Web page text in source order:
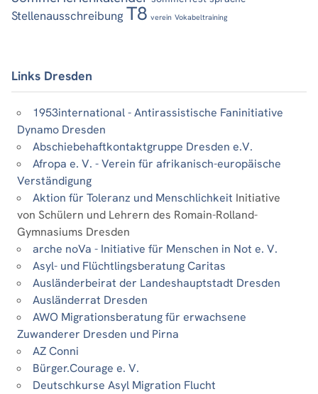
Stellenausschreibung T8 verein Vokabeltraining
Links Dresden
1953international - Antirassistische Faninitiative
Dynamo Dresden
Abschiebehaftkontaktgruppe Dresden e.V.
Afropa e. V. - Verein für afrikanisch-europäische
Verständigung
Aktion für Toleranz und Menschlichkeit Initiative
von Schülern und Lehrern des Romain-Rolland-
Gymnasiums Dresden
arche noVa - Initiative für Menschen in Not e. V.
Asyl- und Flüchtlingsberatung Caritas
Ausländerbeirat der Landeshauptstadt Dresden
Ausländerrat Dresden
AWO Migrationsberatung für erwachsene
Zuwanderer Dresden und Pirna
AZ Conni
Bürger.Courage e. V.
Deutschkurse Asyl Migration Flucht